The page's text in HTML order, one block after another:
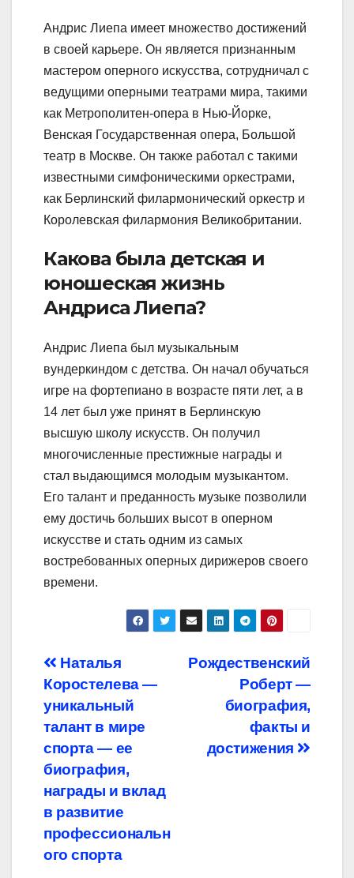
Андрис Лиепа имеет множество достижений
в своей карьере. Он является признанным
мастером оперного искусства, сотрудничал с
ведущими оперными театрами мира, такими
как Метрополитен-опера в Нью-Йорке,
Венская Государственная опера, Большой
театр в Москве. Он также работал с такими
известными симфоническими оркестрами,
как Берлинский филармонический оркестр и
Королевская филармония Великобритании.
Какова была детская и
юношеская жизнь
Андриса Лиепа?
Андрис Лиепа был музыкальным
вундеркиндом с детства. Он начал обучаться
игре на фортепиано в возрасте пяти лет, а в
14 лет был уже принят в Берлинскую
высшую школу искусств. Он получил
многочисленные престижные награды и
стал выдающимся молодым музыкантом.
Его талант и преданность музыке позволили
ему достичь больших высот в оперном
искусстве и стать одним из самых
востребованных оперных дирижеров своего
времени.
Навигация
по
записям
Рождественский
Роберт —
биография,
факты и
достижения
Наталья
Коростелева —
уникальный
талант в мире
спорта — ее
биография,
награды и вклад
в развитие
профессиональн
ого спорта